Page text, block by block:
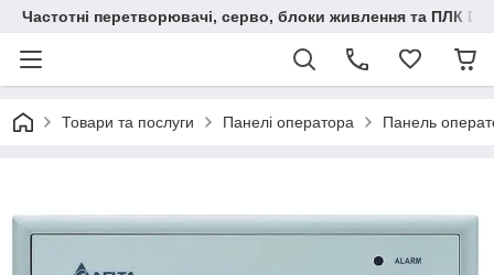
Частотні перетворювачі, серво, блоки живлення та ПЛК
Товари та послуги Панелі оператора Панель